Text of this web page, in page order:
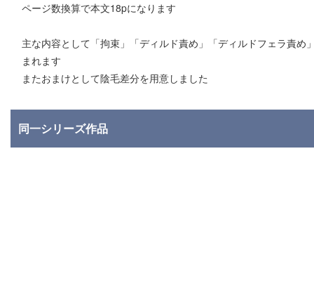
ページ数換算で本文18pになります
主な内容として「拘束」「ディルド責め」「ディルドフェラ責
まれます
またおまけとして陰毛差分を用意しました
同一シリーズ作品